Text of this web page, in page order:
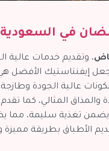
في السعودية
، وتقديم خدمات عالية
إيفنتاستيك الأفضل
عالية الجودة
المثالي، كما
يضمن تغذية سليمة، مما
الأطباق بطريقة